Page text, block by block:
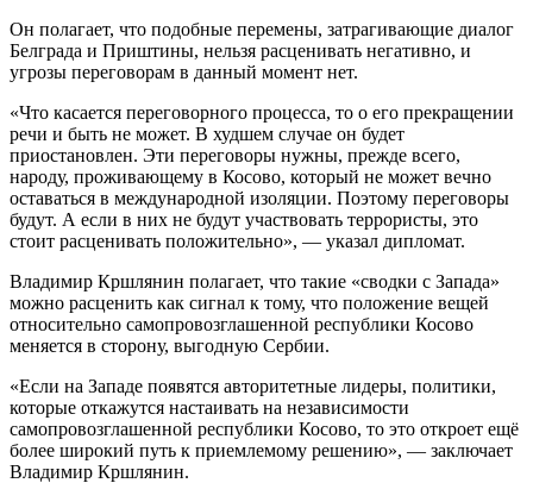
Он полагает, что подобные перемены, затрагивающие диалог
Белграда и Приштины, нельзя расценивать негативно, и
угрозы переговорам в данный момент нет.
«Что касается переговорного процесса, то о его прекращении
речи и быть не может. В худшем случае он будет
приостановлен. Эти переговоры нужны, прежде всего,
народу, проживающему в Косово, который не может вечно
оставаться в международной изоляции. Поэтому переговоры
будут. А если в них не будут участвовать террористы, это
стоит расценивать положительно», — указал дипломат.
Владимир Кршлянин полагает, что такие «сводки с Запада»
можно расценить как сигнал к тому, что положение вещей
относительно самопровозглашенной республики Косово
меняется в сторону, выгодную Сербии.
«Если на Западе появятся авторитетные лидеры, политики,
которые откажутся настаивать на независимости
самопровозглашенной республики Косово, то это откроет ещё
более широкий путь к приемлемому решению», — заключает
Владимир Кршлянин.